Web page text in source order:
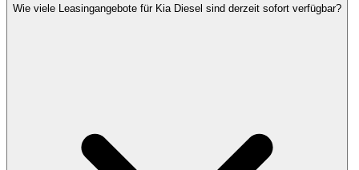
Wie viele Leasingangebote für Kia Diesel sind derzeit sofort verfügbar?